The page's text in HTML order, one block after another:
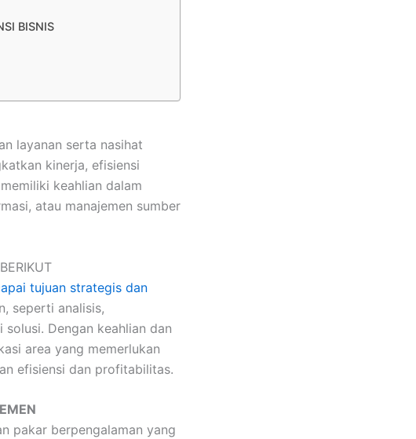
BISNIS
layanan serta nasihat
kinerja, efisiensi
keahlian dalam
atau manajemen sumber
tujuan strategis dan
seperti analisis,
Dengan keahlian dan
area yang memerlukan
efisiensi dan profitabilitas.
pakar berpengalaman yang